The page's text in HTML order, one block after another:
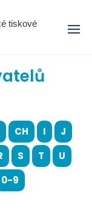
tiskové
Menu
CH I
J
S T
U
0-9